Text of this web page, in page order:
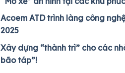
Acoem ATD trình làng công
2025
Xây dựng “thành trì” cho các
bão táp”!